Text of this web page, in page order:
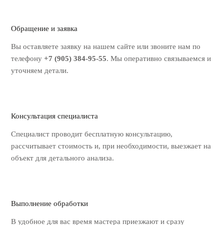
Обращение и заявка
Вы оставляете заявку на нашем сайте или звоните нам по
телефону +7 (905) 384-95-55. Мы оперативно связываемся и
уточняем детали.
Консультация специалиста
Специалист проводит бесплатную консультацию,
рассчитывает стоимость и, при необходимости, выезжает на
объект для детального анализа.
Выполнение обработки
В удобное для вас время мастера приезжают и сразу